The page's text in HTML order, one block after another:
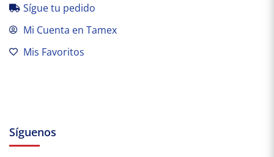
Sígue tu pedido
Mi Cuenta en Tamex
Mis Favoritos
Síguenos